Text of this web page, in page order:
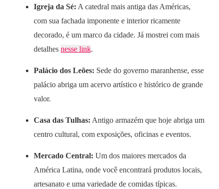
Igreja da Sé: A catedral mais antiga das Américas,
com sua fachada imponente e interior ricamente
decorado, é um marco da cidade. Já mostrei com mais
detalhes nesse link.
Palácio dos Leões: Sede do governo maranhense, esse
palácio abriga um acervo artístico e histórico de grande
valor.
Casa das Tulhas: Antigo armazém que hoje abriga um
centro cultural, com exposições, oficinas e eventos.
Mercado Central: Um dos maiores mercados da
América Latina, onde você encontrará produtos locais,
artesanato e uma variedade de comidas típicas.